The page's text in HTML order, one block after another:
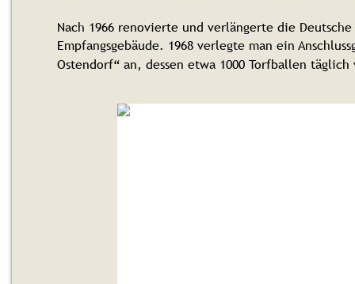
Nach 1966 renovierte und verlängerte die
Empfangsgebäude. 1968 verlegte man ein
Ostendorf“ an, dessen etwa 1000 Torfballen